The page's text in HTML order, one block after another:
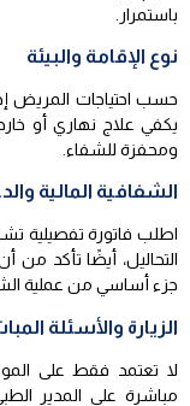
باستمرار.
نوع الإقامة والبيئة
حسب احتياجات المريض
يكفي علاج نهاري أو
ومحفزة للشفاء.
الشفافية المالية
اطلب فاتورة تفصيلية
التحاليل، أيضًا تأكد
جزء أساسي من عملية
الزيارة والأسئلة
لا تعتمد فقط على
مباشرة على المدير